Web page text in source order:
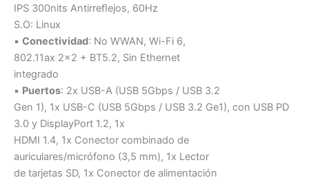
IPS 300nits Antirreﬂejos, 60Hz
S.O: Linux
▪ Conectividad: No WWAN, Wi-Fi 6,
802.11ax 2×2 + BT5.2, Sin Ethernet
integrado
▪ Puertos: 2x USB-A (USB 5Gbps / USB 3.2
Gen 1), 1x USB-C (USB 5Gbps / USB 3.2 Ge1), con USB PD
3.0 y DisplayPort 1.2, 1x
HDMI 1.4, 1x Conector combinado de
auriculares/micrófono (3,5 mm), 1x Lector
de tarjetas SD, 1x Conector de alimentación